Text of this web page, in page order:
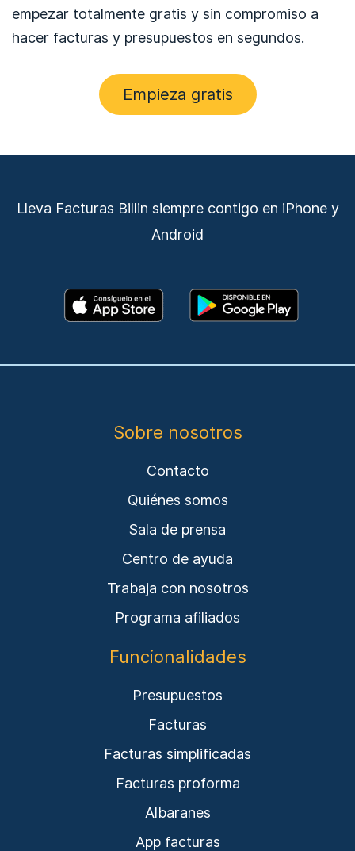
empezar totalmente gratis y sin compromiso a
hacer facturas y presupuestos en segundos.
Empieza gratis
Lleva Facturas Billin siempre contigo en iPhone y
Android
Sobre nosotros
Contacto
Quiénes somos
Sala de prensa
Centro de ayuda
Trabaja con nosotros
Programa afiliados
Funcionalidades
Presupuestos
Facturas
Facturas simplificadas
Facturas proforma
Albaranes
App facturas